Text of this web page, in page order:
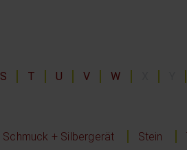
S T U V W
Schmuck + Silbergerät Stein